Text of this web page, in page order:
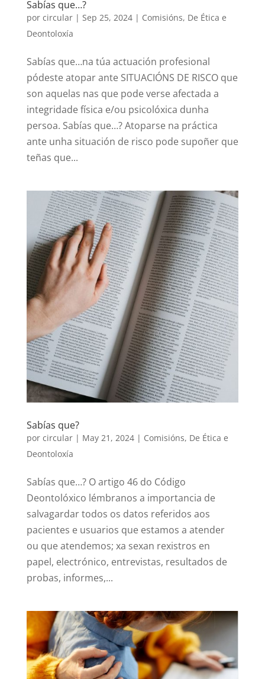
Sabías que…?
por circular| Sep 25, 2024| Comisións, De Ética e
Deontoloxía
Sabías que…na túa actuación profesional
pódeste atopar ante SITUACIÓNS DE RISCO que
son aquelas nas que pode verse afectada a
integridade física e/ou psicolóxica dunha
persoa. Sabías que…? Atoparse na práctica
ante unha situación de risco pode supoñer que
teñas que...
Sabías que?
por circular| May 21, 2024| Comisións, De Ética e
Deontoloxía
Sabías que…? O artigo 46 do Código
Deontolóxico lémbranos a importancia de
salvagardar todos os datos referidos aos
pacientes e usuarios que estamos a atender
ou que atendemos; xa sexan rexistros en
papel, electrónico, entrevistas, resultados de
probas, informes,...